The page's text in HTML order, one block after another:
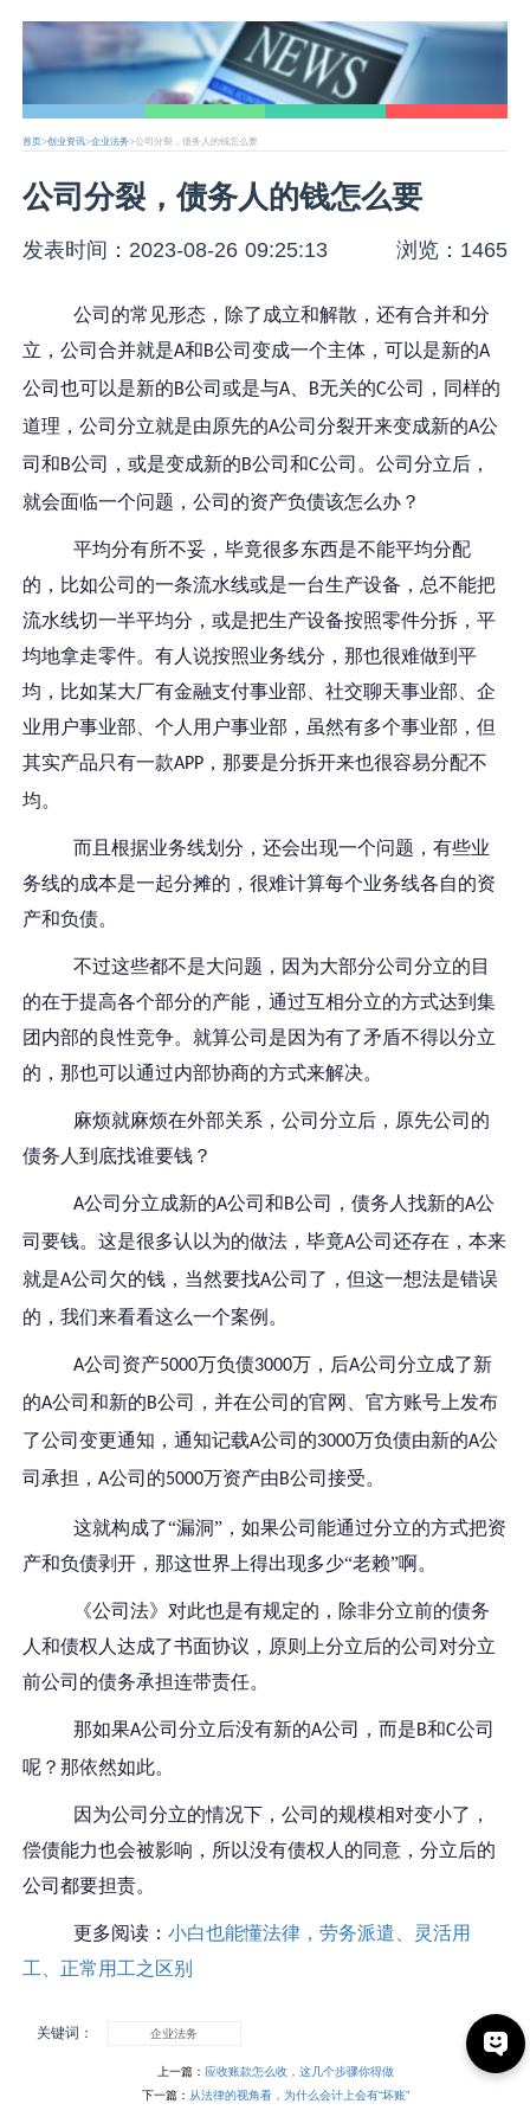
首页>创业资讯>企业法务>公司分裂，债务人的钱怎么要
公司分裂，债务人的钱怎么要
发表时间：2023-08-26 09:25:13 浏览：1465
公司的常见形态，除了成立和解散，还有合并和分
立，公司合并就是A和B公司变成一个主体，可以是新的A
公司也可以是新的B公司或是与A B无关的C公司，同样的
道理，公司分立就是由原先的A公司分裂开来变成新的A公
司和B公司，或是变成新的B公司和C公司。公司分立后，
就会面临一个问题，公司的资产负债该怎么办？
平均分有所不妥，毕竟很多东西是不能平均分配
的，比如公司的一条流水线或是一台生产设备，总不能把
流水线切一半平均分，或是把生产设备按照零件分拆，平
均地拿走零件。有人说按照业务线分，那也很难做到平
均，比如某大厂有金融支付事业部、社交聊天事业部、企
业用户事业部、个人用户事业部，虽然有多个事业部，但
其实产品只有一款APP ，那要是分拆开来也很容易分配不
均。
而且根据业务线划分，还会出现一个问题，有些业
务线的成本是一起分摊的，很难计算每个业务线各自的资
产和负债。
不过这些都不是大问题，因为大部分公司分立的目
的在于提高各个部分的产能，通过互相分立的方式达到集
团内部的良性竞争。就算公司是因为有了矛盾不得以分立
的，那也可以通过内部协商的方式来解决。
麻烦就麻烦在外部关系，公司分立后，原先公司的
债务人到底找谁要钱？
A公司分立成新的A公司和B公司，债务人找新的A公
司要钱。这是很多认以为的做法，毕竟A公司还存在，本来
就是A公司欠的钱，当然要找A公司了，但这一想法是错误
的，我们来看看这么一个案例。
A公司资产5000万负债3000万，后A公司分立成了新
的A公司和新的B公司，并在公司的官网、官方账号上发布
了公司变更通知，通知记载A公司的3000万负债由新的A公
司承担，A公司的5000万资产由B公司接受。
这就构成了“漏洞”，如果公司能通过分立的方式把资
产和负债剥开，那这世界上得出现多少“老赖”啊。
《公司法》对此也是有规定的，除非分立前的债务
人和债权人达成了书面协议，原则上分立后的公司对分立
前公司的债务承担连带责任。
那如果A公司分立后没有新的A公司，而是B和C公司
呢？那依然如此。
因为公司分立的情况下，公司的规模相对变小了，
偿债能力也会被影响，所以没有债权人的同意，分立后的
公司都要担责。
更多阅读：小白也能懂法律，劳务派遣、灵活用
工、正常用工之区别
关键词： 企业法务
上一篇： 应收账款怎么收，这几个步骤你得做
下一篇： 从法律的视角看，为什么会计上会有“坏账”